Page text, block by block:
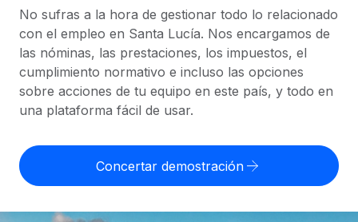
Nómina global
Gestiona las nóminas de forma sencilla y conforme a la
legalidad.
Employer of Record
Expándete en todo el mundo sin gastar en entidades.
cumpliendo la normativa.
COBERTURA MUNDIAL
Explorador de países
Consulta el soporte del empleo global según el país.
Explorador estatal de EE. UU.
Simplifica la contratación en todos los estados de EE.
Comparador de Remote
Compáranos con otras empresas.
Recursos
HERRAMIENTAS Y CALCULADORAS
Calculadora del riesgo de clasificación errónea
Consulta el riesgo de clasificación errónea por país.
cualquier país.
Precios
English
Nederlands
No sufras a la hora de gestionar todo lo relacionado
con el empleo en Santa Lucía. Nos encargamos de
las nóminas, las prestaciones, los impuestos, el
cumplimiento normativo e incluso las opciones
sobre acciones de tu equipo en este país, y todo en
una plataforma fácil de usar.
Concertar demostración